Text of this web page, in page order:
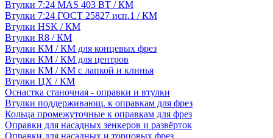
Втулки 7:24 MAS 403 BT / КМ
Втулки 7:24 ГОСТ 25827 исп.1 / КМ
Втулки HSK / КМ
Втулки R8 / КМ
Втулки КМ / КМ для концевых фрез
Втулки КМ / КМ для центров
Втулки КМ / КМ с лапкой и клинья
Втулки ЦХ / КМ
Оснастка станочная - оправки и втулки
Втулки поддерживающ. к оправкам для фрез
Кольца промежуточные к оправкам для фрез
Оправки для насадных зенкеров и развёрток
Оправки для насадных и торцовых фрез